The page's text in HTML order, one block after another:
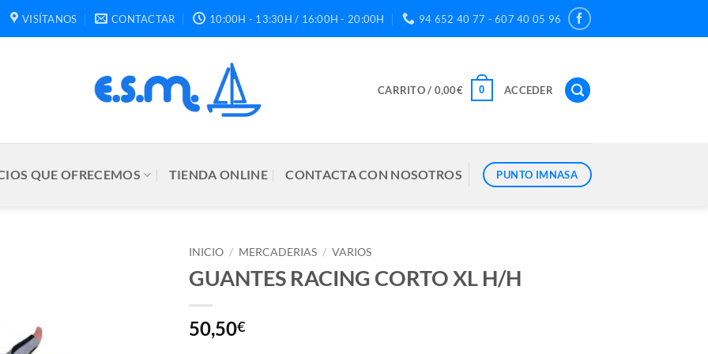
VISÍTANOS CONTACTAR 10:00H - 13:30H / 16:00H - 20:00H 94 652 40 77 - 607 40 05 96
CARRITO / 0,00€ 0 ACCEDER
QUE OFRECEMOS TIENDA ONLINE CONTACTA CON NOSOTROS PUNTO IMNASA
INICIO / MERCADERIAS / VARIOS
GUANTES RACING CORTO XL H/H
50,50€